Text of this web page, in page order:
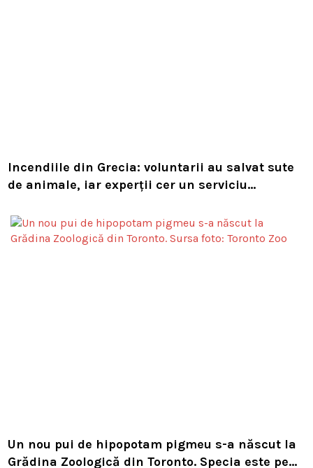
Incendiile din Grecia: voluntarii au salvat sute
de animale, iar experții cer un serviciu
Un nou pui de hipopotam pigmeu s-a născut la
Grădina Zoologică din Toronto. Specia este pe